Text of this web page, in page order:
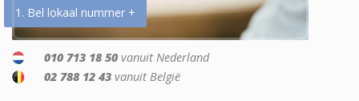
1. Bel lokaal nummer +
010 713 18 50 vanuit Nederland
02 788 12 43 vanuit België